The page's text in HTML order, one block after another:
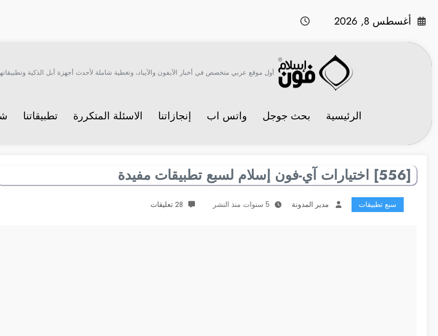
أغسطس 8, 2026
أول موقع عربي متخصص في أخبار الآيفون والآيباد، وتغطية شاملة لأحدث أجهزة أبل الذكية
الرئيسية بحث جوجل واتس اب إنجازاتنا الاسئلة المتكررة تطبيقاتنا
[556] اختيارات آي-فون إسلام لسبع تطبيقات مفيدة
سبع تطبيقات مدير المدونة 5 سنوات منذ النشر 28 تعليقات